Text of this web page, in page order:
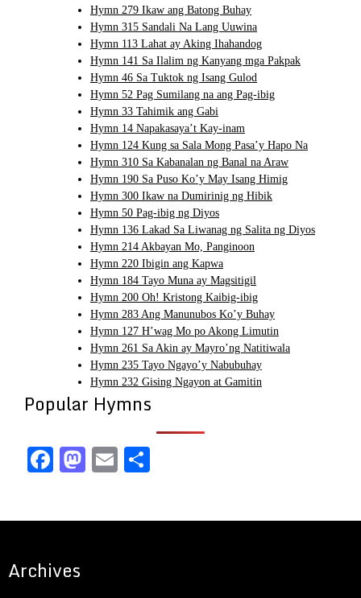
Hymn 279 Ikaw ang Batong Buhay
Hymn 315 Sandali Na Lang Uuwina
Hymn 113 Lahat ay Aking Ihahandog
Hymn 141 Sa Ilalim ng Kanyang mga Pakpak
Hymn 46 Sa Tuktok ng Isang Gulod
Hymn 52 Pag Sumilang na ang Pag-ibig
Hymn 33 Tahimik ang Gabi
Hymn 14 Napakasaya’t Kay-inam
Hymn 124 Kung sa Sala Mong Pasa’y Hapo Na
Hymn 310 Sa Kabanalan ng Banal na Araw
Hymn 190 Sa Puso Ko’y May Isang Himig
Hymn 300 Ikaw na Dumirinig ng Hibik
Hymn 50 Pag-ibig ng Diyos
Hymn 136 Lakad Sa Liwanag ng Salita ng Diyos
Hymn 214 Akbayan Mo, Panginoon
Hymn 220 Ibigin ang Kapwa
Hymn 184 Tayo Muna ay Magsitigil
Hymn 200 Oh! Kristong Kaibig-ibig
Hymn 283 Ang Manunubos Ko’y Buhay
Hymn 127 H’wag Mo po Akong Limutin
Hymn 261 Sa Akin ay Mayro’ng Natitiwala
Hymn 235 Tayo Ngayo’y Nabubuhay
Hymn 232 Gising Ngayon at Gamitin
Popular Hymns
Facebook
Mastodon
Email
Archives